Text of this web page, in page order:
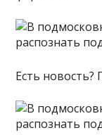
Есть новость?